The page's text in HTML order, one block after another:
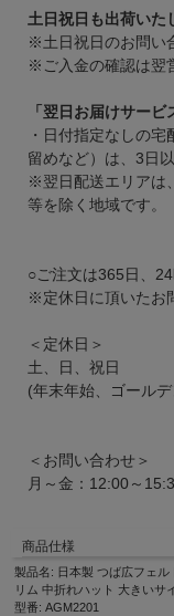
土日祝日も出荷いた
※土日祝日のお問い
※ご入金の確認は翌
「翌日お届けサー
・日付指定なしの
留めなど）は、3日
※翌日配送エリアは
等を除く地域です。
○ご注文は365日、
※定休日に頂いたお
＜定休日＞
土、日、祝日
(年末年始、ゴール
＜お問い合わせ＞
月～金：12:00～
商品仕様
製品名: 日本製 つば広フェ
リム 中折れハット 大きいサ
型番: AGM2201